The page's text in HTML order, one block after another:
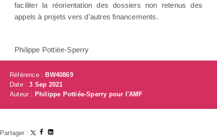
faciliter la réorientation des dossiers non retenus des
appels à projets vers d’autres financements.
Philippe Pottiée-Sperry
Référence : BW40869
Date :3 Sep 2021
Auteur : Philippe Pottiée-Sperry pour l'AMF
Partager :